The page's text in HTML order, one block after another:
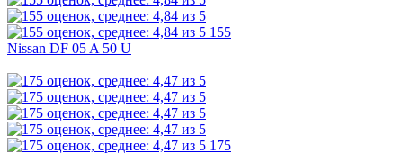
155
Nissan DF 05 A 50 U
175